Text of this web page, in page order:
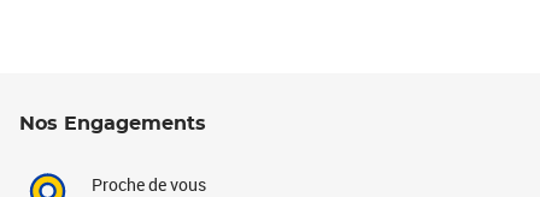
Nos Engagements
Proche de vous